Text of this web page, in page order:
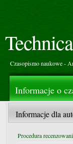
Czasopismo naukowe -
Informacje o
Informacje dla
Procedura